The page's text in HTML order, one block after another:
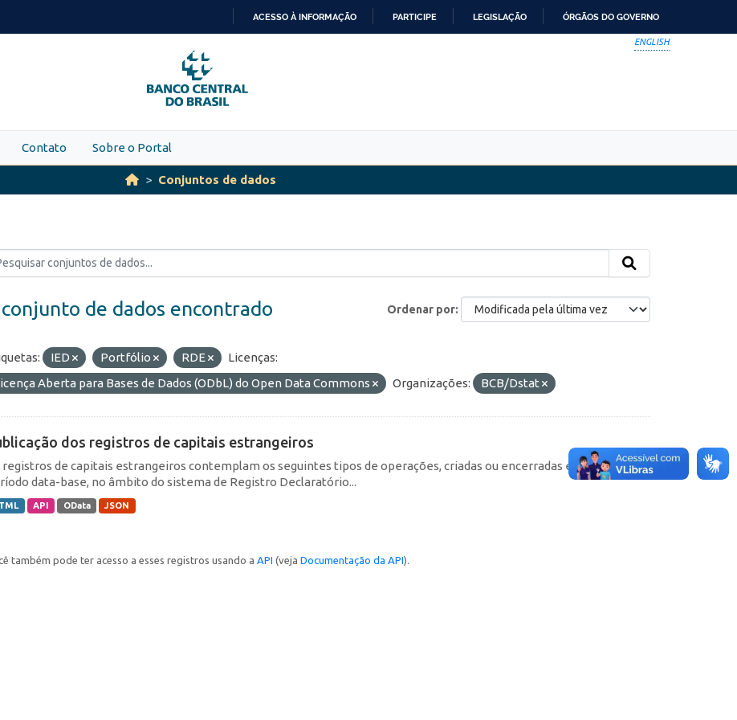
PARA
O
CONTEÚDO
ACESSO À INFORMAÇÃO PARTICIPE LEGISLAÇÃO ÓRGÃOS DO GOVERNO
ENGLISH
Contato Sobre o Portal
Conjuntos de dados
Ordenar por
de dados encontrado
IED Portfólio RDE
Licenças:
Aberta para Bases de Dados (ODbL) do Open Data Commons
Organizações: BCB/Dstat
dos registros de capitais estrangeiros
registros de capitais estrangeiros contemplam os seguintes tipos de operações, criadas ou encerradas em cada
data-base, no âmbito do sistema de Registro Declaratório...
API OData JSON
também pode ter acesso a esses registros usando a API (veja Documentação da API).